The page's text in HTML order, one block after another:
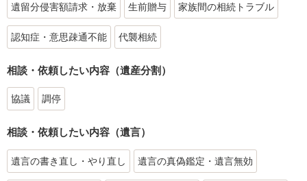
遺留分侵害額請求・放棄 生前贈与 家族間の相続トラブル
認知症・意思疎通不能 代襲相続
相談・依頼したい内容（遺産分割）
協議 調停
相談・依頼したい内容（遺言）
遺言の書き直し・やり直し 遺言の真偽鑑定・遺言無効